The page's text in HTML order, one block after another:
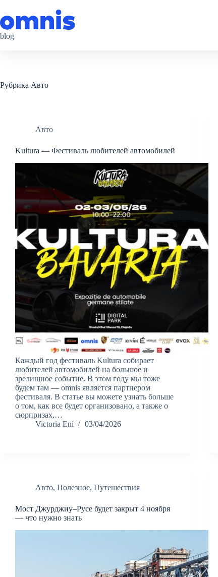
сути
blog
Рубрика Авто
Авто
Kultura — Фестиваль любителей автомобилей
Каждый год фестиваль Kultura собирает
любителей автомобилей на большое и
зрелищное событие. В этом году мы тоже
будем там — omnis является партнером
фестиваля. В статье вы можете узнать больше
о том, как все будет организовано, а также о
сюрпризах,…
Victoria Eni
03/04/2026
Авто, Полезное, Путешествия
Мост Джурджиу–Русе будет закрыт 4 ноября
— что нужно знать